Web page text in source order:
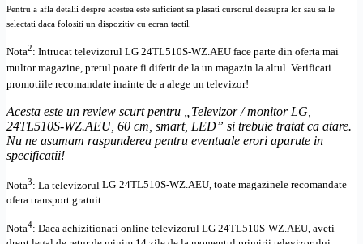
Pentru a afla detalii despre acestea este suficient sa plasati cursorul deasupra lor sau sa le
selectati daca folositi un dispozitiv cu ecran tactil.
Nota2: Intrucat televizorul LG 24TL510S-WZ.AEU face parte din oferta mai
multor magazine, pretul poate fi diferit de la un magazin la altul. Verificati
promotiile recomandate inainte de a alege un televizor!
Acesta este un review scurt pentru „ Televizor / monitor LG,
24TL510S-WZ.AEU, 60 cm, smart, LED” si trebuie tratat ca atare.
Nu ne asumam raspunderea pentru eventuale erori aparute in
specificatii!
Nota3: La televizorul LG 24TL510S-WZ.AEU, toate magazinele recomandate
ofera transport gratuit.
Nota4: Daca achizitionati online televizorul LG 24TL510S-WZ.AEU, aveti